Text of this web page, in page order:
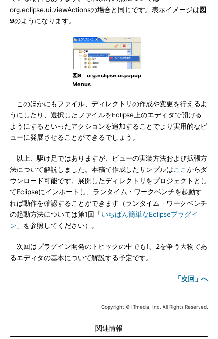
org.eclipse.ui.viewActionsの場合と同じです。表示イメージは図
9のようになります。
図9 org.eclipse.ui.popup
Menus
このほかにもファイル、ディレクトリの作成や変更を行えるよ
うにしたり、選択したファイルをEclipse上のエディタで開ける
ようにするといったアクションを追加することでより実用的なビ
ューに発展させることができるでしょう。
以上、駆け足ではありますが、ビューの実装方法および拡張方
法について解説しました。本稿で作成したサンプルはここ からダ
ウンロード可能です。展開したディレクトリをプロジェクトとし
てEclipseにインポートし、ランタイム・ワークベンチを起動す
れば動作を確認することができます（ランタイム・ワークベンチ
の起動方法については第1回「いちばん簡単なEclipseプラグイ
ン 」を参照してください）。
次回はプラグイン開発のトピックの中でも1、2を争う大物であ
るエディタの基本について解説する予定です。
「次回」へ
Copyright © ITmedia, Inc. All Rights Reserved.
関連情報